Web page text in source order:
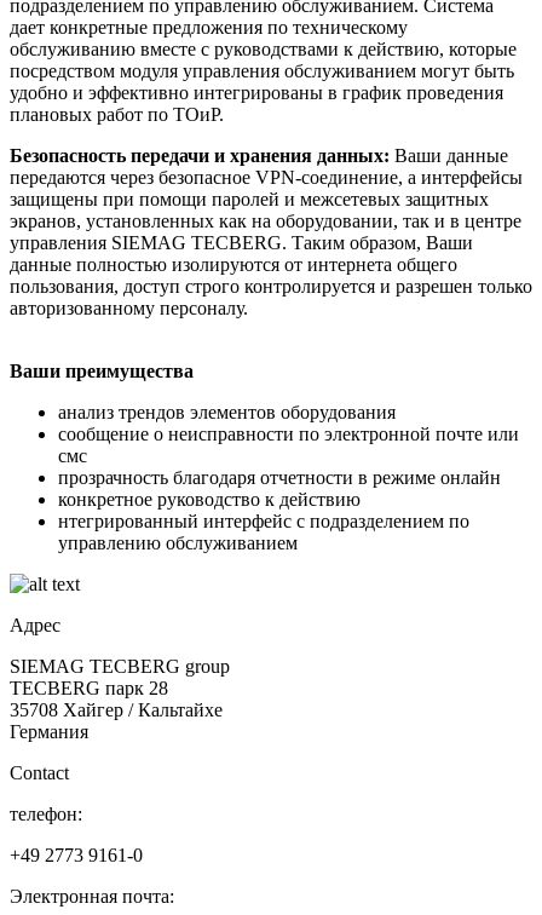
подразделением по управлению обслуживанием. Система
дает конкретные предложения по техническому
обслуживанию вместе с руководствами к действию, которые
посредством модуля управления обслуживанием могут быть
удобно и эффективно интегрированы в график проведения
плановых работ по ТОиР.
Безопасность передачи и хранения данных: Ваши данные
передаются через безопасное VPN-соединение, а интерфейсы
защищены при помощи паролей и межсетевых защитных
экранов, установленных как на оборудовании, так и в центре
управления SIEMAG TECBERG. Таким образом, Ваши
данные полностью изолируются от интернета общего
пользования, доступ строго контролируется и разрешен только
авторизованному персоналу.
Ваши преимущества
анализ трендов элементов оборудования
сообщение о неисправности по электронной почте или
смс
прозрачность благодаря отчетности в режиме онлайн
конкретное руководство к действию
нтегрированный интерфейс с подразделением по
управлению обслуживанием
Адрес
SIEMAG TECBERG group
TECBERG парк 28
35708 Хайгер / Кальтайхе
Германия
Contact
телефон:
+49 2773 9161-0
Электронная почта: